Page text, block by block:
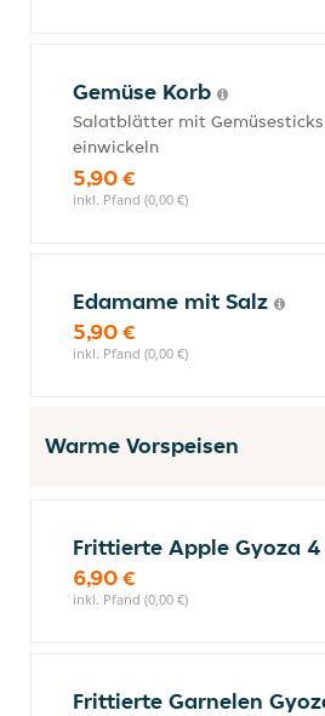
Gemüse Korb
Salatblätter mit Gemüsesticks
einwickeln
5,90 €
inkl. Pfand (0,00 €)
Edamame mit Salz
5,90 €
inkl. Pfand (0,00 €)
Warme Vorspeisen
Frittierte Apple Gyoza
6,90 €
inkl. Pfand (0,00 €)
Frittierte Garnelen